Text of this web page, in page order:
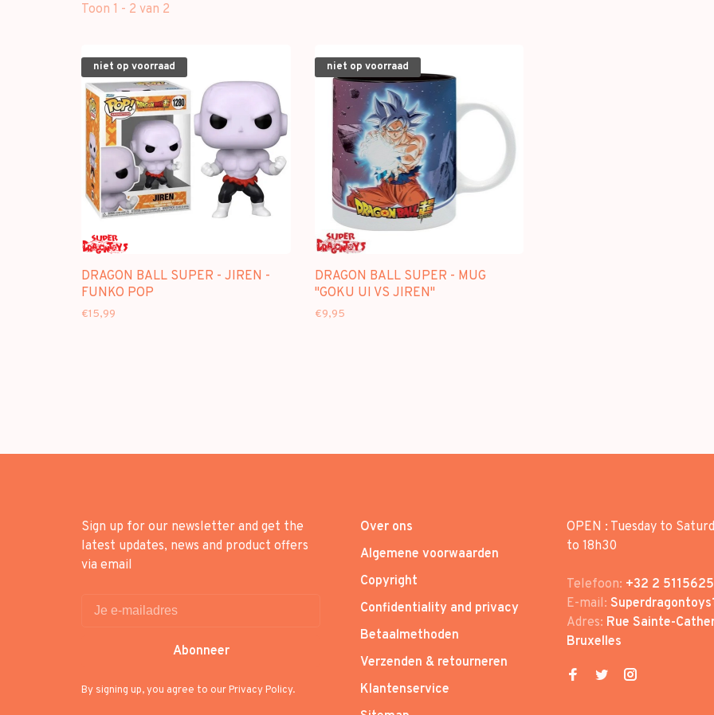
Toon 1 - 2 van 2
niet op voorraad
DRAGON BALL SUPER - JIREN -
FUNKO POP
€15,99
niet op voorraad
DRAGON BALL SUPER - MUG
"GOKU UI VS JIREN"
€9,95
Sign up for our newsletter and get the
latest updates, news and product offers
via email
Abonneer
By signing up, you agree to our Privacy Policy.
Over ons
Algemene voorwaarden
Copyright
Confidentiality and privacy
Betaalmethoden
Verzenden & retourneren
Klantenservice
OPEN : Tuesday to
to 18h30
Telefoon: +32 2 5115625
E-mail:
Adres: Rue Sainte-
Bruxelles